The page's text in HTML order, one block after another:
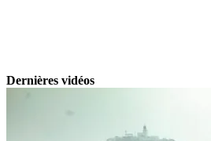
Dernières vidéos